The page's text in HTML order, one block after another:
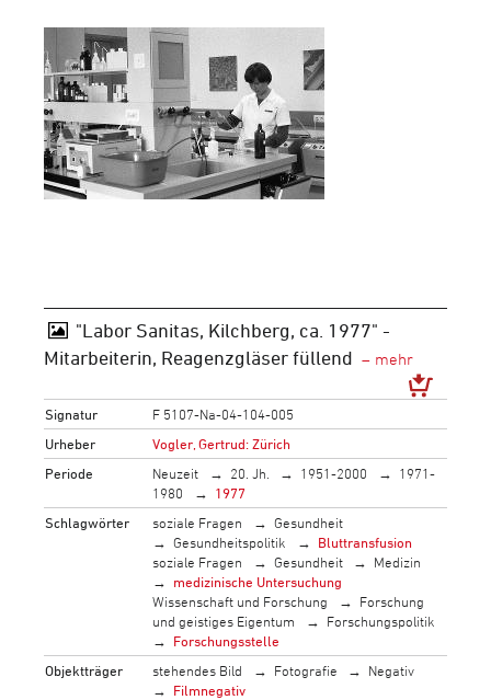
"Labor Sanitas, Kilchberg, ca. 1977" -
Mitarbeiterin, Reagenzgläser füllend
Signatur
F 5107-Na-04-104-005
Urheber
Vogler, Gertrud: Zürich
Periode
Neuzeit 20. Jh. 1951-2000
1971-
1980
1977
Schlagwörter
soziale Fragen
Gesundheit
Gesundheitspolitik
Bluttransfusion
soziale Fragen
Gesundheit
Medizin
medizinische Untersuchung
Wissenschaft und Forschung
Forschung
und geistiges Eigentum
Forschungspolitik
Forschungsstelle
Objektträger
stehendes Bild Fotografie
Negativ
Filmnegativ